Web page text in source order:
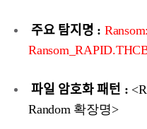
주요 탐지명 :
파일 암호화 패턴 :
Random 확장명>